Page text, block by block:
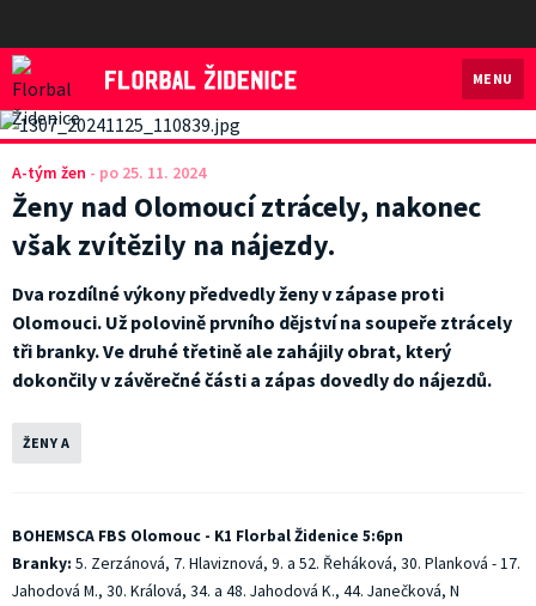
Florbal Židenice
MENU
A-tým žen - po 25. 11. 2024
Ženy nad Olomoucí ztrácely, nakonec
však zvítězily na nájezdy.
Dva rozdílné výkony předvedly ženy v zápase proti
Olomouci. Už polovině prvního dějství na soupeře ztrácely
tři branky. Ve druhé třetině ale zahájily obrat, který
dokončily v závěrečné části a zápas dovedly do nájezdů.
ŽENY A
BOHEMSCA FBS Olomouc - K1 Florbal Židenice 5:6pn
Branky: 5. Zerzánová, 7. Hlaviznová, 9. a 52. Řeháková, 30. Planková - 17.
Jahodová M., 30. Králová, 34. a 48. Jahodová K., 44. Janečková, N